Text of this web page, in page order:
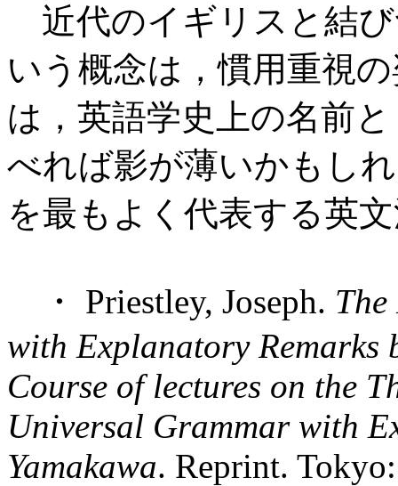
近代のイギリスと結
いう概念は，慣用重視
は，英語学史上の名前
べれば影が薄いかもし
を最もよく代表する英
・ Priestley, Joseph.
with Explanatory Remarks
Course of lectures on the
Universal Grammar with
Yamakawa. Reprint.